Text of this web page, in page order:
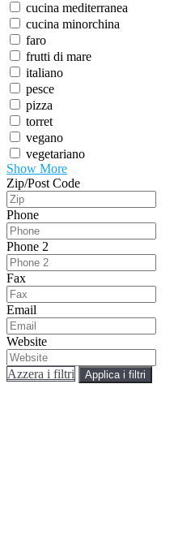
cucina mediterranea
cucina minorchina
faro
frutti di mare
italiano
pesce
pizza
torret
vegano
vegetariano
Show More
Zip/Post Code
Phone
Phone 2
Fax
Email
Website
Azzera i filtri Applica i filtri